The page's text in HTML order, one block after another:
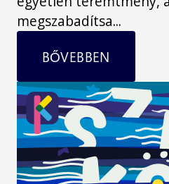
megszabadítsa...
BŐVEBBEN